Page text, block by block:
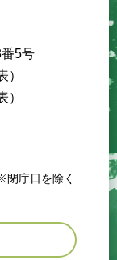
5号
）
）
庁日を除く